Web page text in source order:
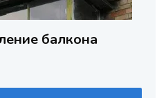
балкона